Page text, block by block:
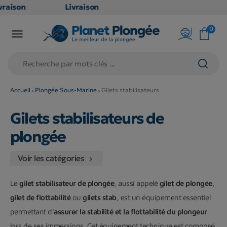
Livraison
en point
79€
(hors
long et
volumineux
: non
éligibles)
 0
Accueil Plongée Sous-Marine Gilets stabilisateurs
Gilets stabilisateurs de
plongée
Voir les catégories 
Legilet stabilisateur de plongée, aussi appelégilet de plongée,
gilet de flottabilitéougilets stab , est un équipement essentiel
permettant d'assurer la stabilité et la flottabilité du plongeur